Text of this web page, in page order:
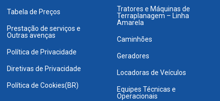
Tabela de Preços
Prestação de serviços e
Outras avenças
Política de Privacidade
Diretivas de Privacidade
Política de Cookies(BR)
Tratores e Máquinas de
Terraplanagem – Linha
Amarela
Caminhões
Geradores
Locadoras de Veículos
Equipes Técnicas e
Operacionais